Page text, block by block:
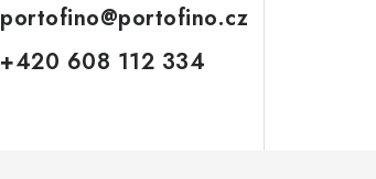
portofino@portofino.cz
+420 608 112 334